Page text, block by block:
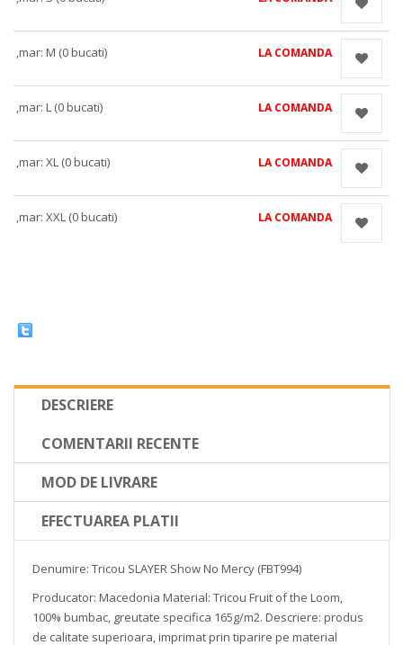
,mar: M (0 bucati) LA COMANDA
,mar: L (0 bucati) LA COMANDA
,mar: XL (0 bucati) LA COMANDA
,mar: XXL (0 bucati) LA COMANDA
DESCRIERE
COMENTARII RECENTE
MOD DE LIVRARE
EFECTUAREA PLATII
Denumire: Tricou SLAYER Show No Mercy (FBT994)
Producator: Macedonia Material: Tricou Fruit of the Loom,
100% bumbac, greutate specifica 165g/m2. Descriere: produs
de calitate superioara, imprimat prin tiparire pe material